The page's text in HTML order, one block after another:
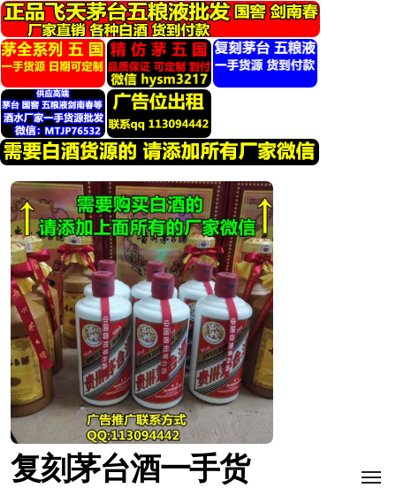
转
到
内
容
复刻茅台酒一手货